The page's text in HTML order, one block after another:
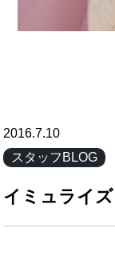
2016.7.10
スタッフBLOG
イミュライズ